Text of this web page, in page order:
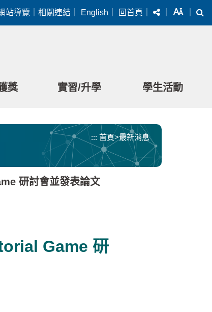
站導覽 相關連結 English 回首頁 分享 字級
獎 實習/升學 學生活動
::: 首頁>最新消息
研討會並發表論文
Game 研